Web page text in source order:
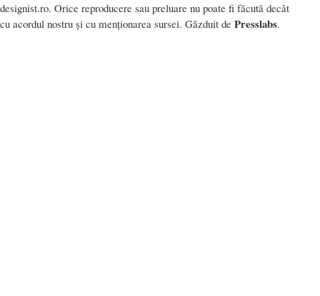
designist.ro. Orice reproducere sau preluare nu poate fi făcută decât
cu acordul nostru și cu menționarea sursei. Găzduit de Presslabs.